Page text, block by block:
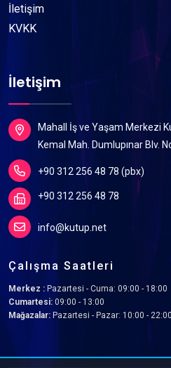
İletişim
KVKK
İletişim
Mahall İş ve Yaşam Merkezi
Kemal Mah. Dumlupınar Blv.
+90 312 256 48 78 (pbx)
+90 312 256 48 78
info@kutup.net
Çalışma Saatleri
Merkez : Pazartesi - Cuma: 09:00 - 18:00
Cumartesi: 09:00 - 13:00
Mağazalar: Pazartesi - Pazar: 10:00 - 22:00